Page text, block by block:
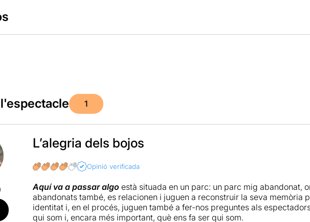
1
L’alegria dels bojos
Opinió verificada
Aquí va a passar algo està situada en un parc: un parc mig abandonat,
abandonats també, es relacionen i juguen a reconstruir la seva memòria
identitat i, en el procés, juguen també a fer-nos preguntes als
qui som i, encara més important, què ens fa ser qui som.